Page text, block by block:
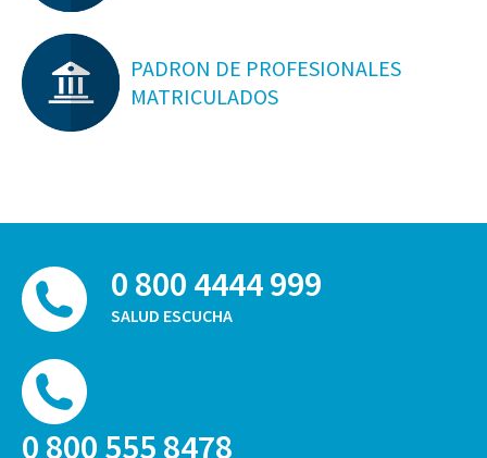
PADRON DE PROFESIONALES
MATRICULADOS
0 800 4444 999
SALUD ESCUCHA
0 800 555 8478